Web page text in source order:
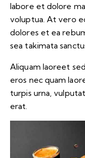
labore et dolore
voluptua. At vero
dolores et ea
sea takimata
Aliquam laoreet
eros nec quam
turpis urna,
erat.